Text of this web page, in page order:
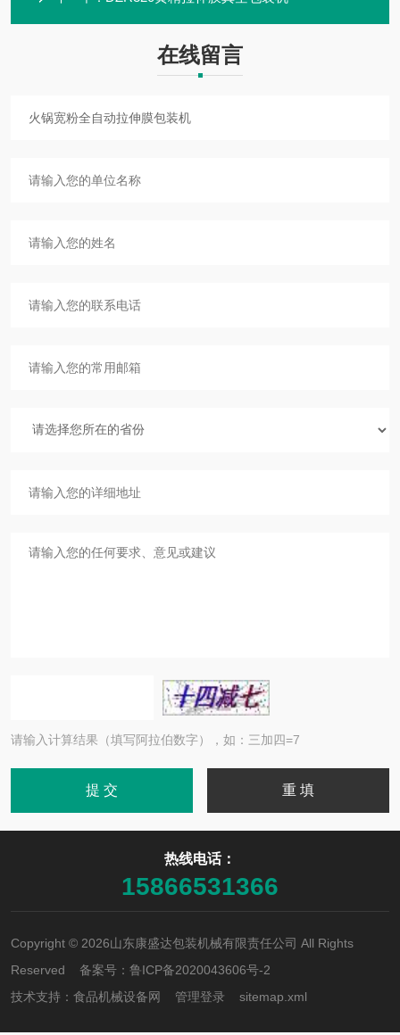
在线留言
请输入计算结果（填写阿拉伯数字），如：三加四=7
热线电话：
15866531366
Copyright © 2026山东康盛达包装机械有限责任公司 All Rights
Reserved 备案号： 鲁ICP备2020043606号-2
技术支持： 食品机械设备网 管理登录 sitemap.xml